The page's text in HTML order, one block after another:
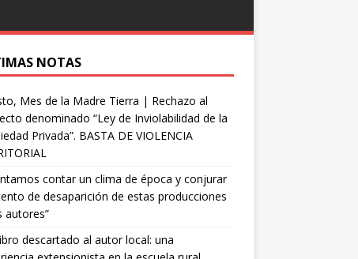
NOTAS
Mes de la Madre Tierra | Rechazo al
denominado “Ley de Inviolabilidad de la
Privada”. BASTA DE VIOLENCIA
contar un clima de época y conjurar
de desaparición de estas producciones
autores”
descartado al autor local: una